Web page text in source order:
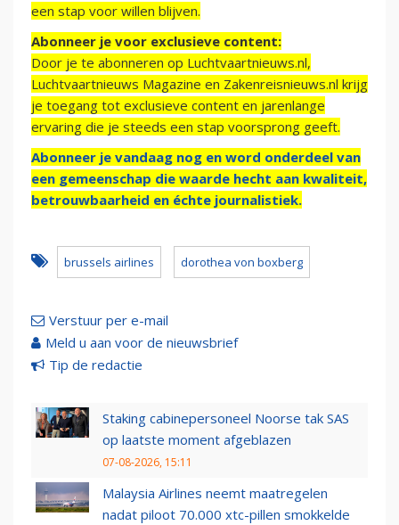
een stap voor willen blijven.
Abonneer je voor exclusieve content:
Door je te abonneren op Luchtvaartnieuws.nl,
Luchtvaartnieuws Magazine en Zakenreisnieuws.nl krijg
je toegang tot exclusieve content en jarenlange
ervaring die je steeds een stap voorsprong geeft.
Abonneer je vandaag nog en word onderdeel van
een gemeenschap die waarde hecht aan kwaliteit,
betrouwbaarheid en échte journalistiek.
brussels airlines dorothea von boxberg
Verstuur per e-mail
Meld u aan voor de nieuwsbrief
Tip de redactie
Staking cabinepersoneel Noorse tak SAS
op laatste moment afgeblazen
07-08-2026, 15:11
Malaysia Airlines neemt maatregelen
nadat piloot 70.000 xtc-pillen smokkelde